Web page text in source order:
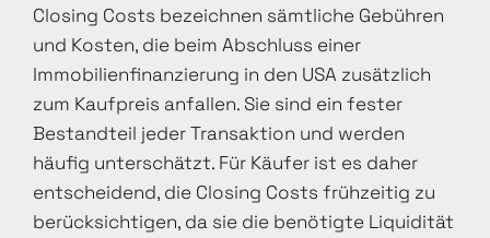
Closing Costs bezeichnen sämtliche Gebühren
und Kosten, die beim Abschluss einer
Immobilienfinanzierung in den USA zusätzlich
zum Kaufpreis anfallen. Sie sind ein fester
Bestandteil jeder Transaktion und werden
häufig unterschätzt. Für Käufer ist es daher
entscheidend, die Closing Costs frühzeitig zu
berücksichtigen, da sie die benötigte Liquidität